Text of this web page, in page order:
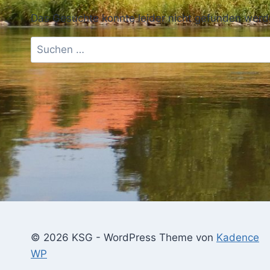
Das Gesuchte konnte leider nicht gefunden
Suchen
nach:
© 2026 KSG - WordPress Theme von Kadence
WP